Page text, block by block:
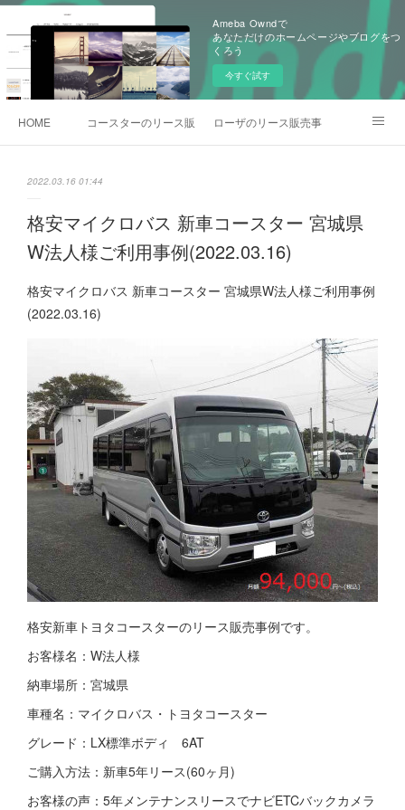
Ameba Owndで
あなただけのホームページやブログをつ
くろう
今すぐ試す
HOME コースターのリース販売事例ローザのリース販売事例
2022.03.16 01:44
格安マイクロバス 新車コースター 宮城県
W法人様ご利用事例(2022.03.16)
格安マイクロバス 新車コースター 宮城県W法人様ご利用事例
(2022.03.16)
格安新車トヨタコースターのリース販売事例です。
お客様名：W法人様
納車場所：宮城県
車種名：マイクロバス・トヨタコースター
グレード：LX標準ボディ 6AT
ご購入方法：新車5年リース(60ヶ月)
お客様の声：5年メンテナンスリースでナビETCバックカメラ